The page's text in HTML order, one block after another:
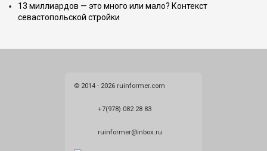
13 миллиардов — это много или мало? Контекст
севастопольской стройки
© 2014 - 2026 ruinformer.com
+7(978) 082 28 83
ruinformer@inbox.ru